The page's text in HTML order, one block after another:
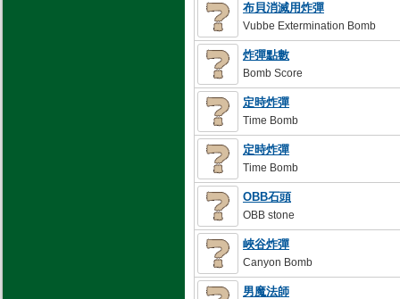
布貝消滅用炸彈
Vubbe Extermination Bomb
炸彈點數
Bomb Score
定時炸彈
Time Bomb
定時炸彈
Time Bomb
OBB石頭
OBB stone
峽谷炸彈
Canyon Bomb
男魔法師